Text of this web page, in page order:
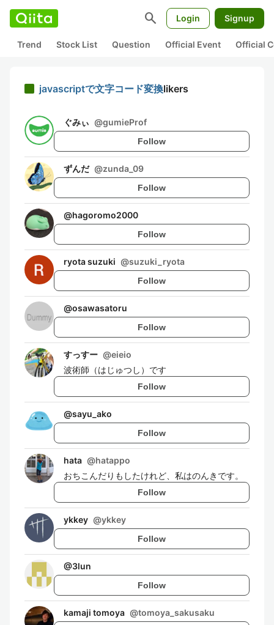
search Login Signup
Trend Stock List Question Official Event Official
javascriptで文字コード変換likers
ぐみぃ @gumieProf
Follow
ずんだ @zunda_09
Follow
@hagoromo2000
Follow
ryota suzuki @suzuki_ryota
Follow
@osawasatoru
Follow
すっすー @eieio
波術師（はじゅつし）です
Follow
@sayu_ako
Follow
hata @hatappo
おちこんだりもしたけれど、私はのんきです。
Follow
ykkey @ykkey
Follow
@3lun
Follow
kamaji tomoya @tomoya_sakusaku